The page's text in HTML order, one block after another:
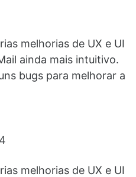
melhorias de UX e UI
ainda mais intuitivo.
bugs para melhorar a
melhorias de UX e UI